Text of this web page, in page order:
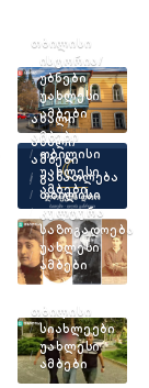
ᲗᲑᲘᲚᲘᲡᲘ
ᲘᲡᲢᲝᲠᲘᲐ/
ᲣᲑᲜᲔᲑᲘ
ᲣᲐᲮᲚᲔᲡᲘ
ᲐᲛᲑᲔᲑᲘ
ᲐᲮᲐᲚᲘ
ᲐᲛᲑᲔᲑᲘ
ᲗᲑᲘᲚᲘᲡᲘ
ᲣᲐᲮᲚᲔᲡᲘ
ᲐᲛᲑᲔᲑᲘ
ᲐᲮᲐᲚᲘ
ᲐᲛᲑᲔᲑᲘ
ᲒᲐᲜᲐᲗᲚᲔᲑᲐ
ᲗᲑᲘᲚᲘᲡᲘ
ᲙᲣᲚᲢᲣᲠᲐ
ᲡᲐᲖᲝᲒᲐᲓᲝᲔᲑᲐ
ᲣᲐᲮᲚᲔᲡᲘ
ᲐᲛᲑᲔᲑᲘ
ᲗᲑᲘᲚᲘᲡᲘ
ᲡᲘᲐᲮᲚᲔᲔᲑᲘ
ᲣᲐᲮᲚᲔᲡᲘ
ᲐᲛᲑᲔᲑᲘ